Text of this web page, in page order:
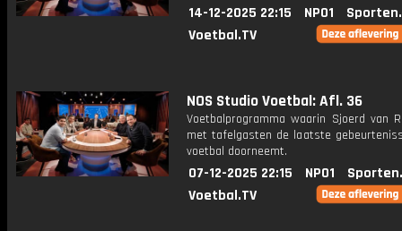
14-12-2025 22:15 NPO1
Voetbal.TV
NOS Studio Voetbal: Afl. 36
Voetbalprogramma waarin Sjoerd van
met tafelgasten de laatste
voetbal doorneemt.
07-12-2025 22:15 NPO1
Voetbal.TV